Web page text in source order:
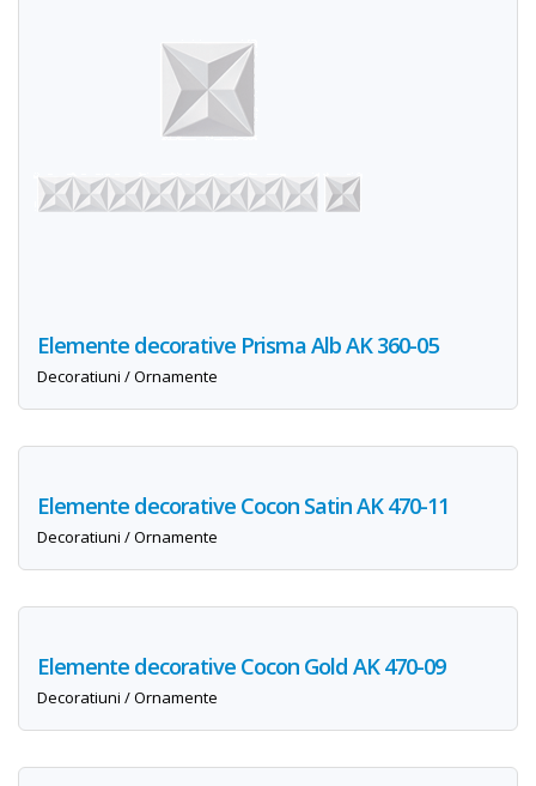
Elemente decorative Prisma Alb AK 360-05
Decoratiuni / Ornamente
Elemente decorative Cocon Satin AK 470-11
Decoratiuni / Ornamente
Elemente decorative Cocon Gold AK 470-09
Decoratiuni / Ornamente